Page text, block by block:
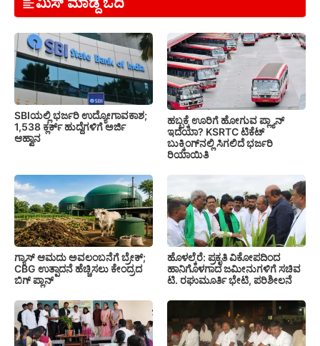
SBIಯಲ್ಲಿ ಭರ್ಜರಿ ಉದ್ಯೋಗಾವಕಾಶ;
1,538 ಕ್ಲರ್ಕ್ ಹುದ್ದೆಗಳಿಗೆ ಅರ್ಜಿ
ಆಹ್ವಾನ
ಹಬ್ಬಕ್ಕೆ ಊರಿಗೆ ಹೋಗುವ ಪ್ಲ್ಯಾನ್
ಇದೆಯಾ? KSRTC ಟಿಕೆಟ್
ಬುಕ್ಕಿಂಗ್‌ನಲ್ಲಿ ಸಿಗಲಿದೆ ಭರ್ಜರಿ
ರಿಯಾಯಿತಿ
ಗ್ಯಾಸ್ ಆಮದು ಅವಲಂಬನೆಗೆ ಬ್ರೇಕ್;
CBG ಉತ್ಪಾದನೆ ಹೆಚ್ಚಿಸಲು ಕೇಂದ್ರದ
ಬಿಗ್ ಪ್ಲಾನ್
ಹೊಳಲ್ಕೆರೆ: ಪ್ರಕೃತಿ ವಿಕೋಪದಿಂದ
ಹಾನಿಗೊಳಗಾದ ಜಮೀನುಗಳಿಗೆ ಸಚಿವ
ಟಿ. ರಘುಮೂರ್ತಿ ಭೇಟಿ, ಪರಿಶೀಲನೆ